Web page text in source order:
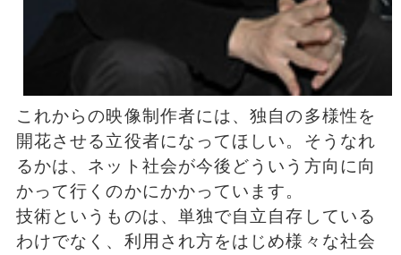
これからの映像制作者には、独自の多様性を
開花させる立役者になってほしい。そうなれ
るかは、ネット社会が今後どういう方向に向
かって行くのかにかかっています。
技術というものは、単独で自立自存している
わけでなく、利用され方をはじめ様々な社会